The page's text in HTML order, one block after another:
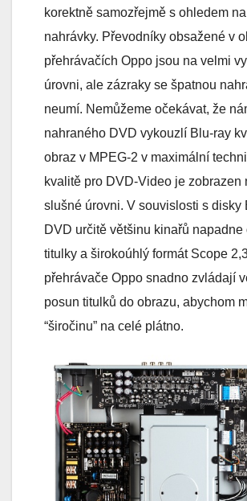
korektně samozřejmě s ohledem
nahrávky. Převodníky obsažené v
přehrávačích Oppo jsou na velmi
úrovni, ale zázraky se špatnou
neumí. Nemůžeme očekávat, že
nahraného DVD vykouzlí Blu-ray
obraz v MPEG-2 v maximální
kvalitě pro DVD-Video je zobrazen
slušné úrovni. V souvislosti s disky
DVD určitě většinu kinařů napadne
titulky a širokoúhlý formát Scope
přehrávače Oppo snadno zvládají
posun titulků do obrazu, abychom
“širočinu” na celé plátno.